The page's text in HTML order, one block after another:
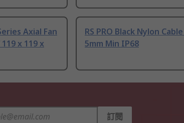
Axial Fan
x 119 x
RS PRO Black Nylon
5mm Min IP68
訂閱